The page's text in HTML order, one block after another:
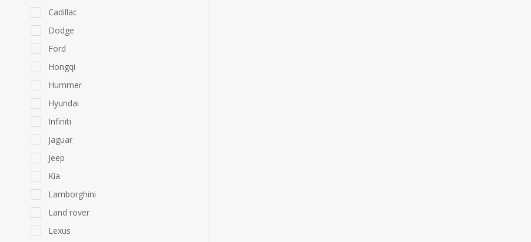
Cadillac
Dodge
Ford
Hongqi
Hummer
Hyundai
Infiniti
Jaguar
Jeep
Kia
Lamborghini
Land rover
Lexus